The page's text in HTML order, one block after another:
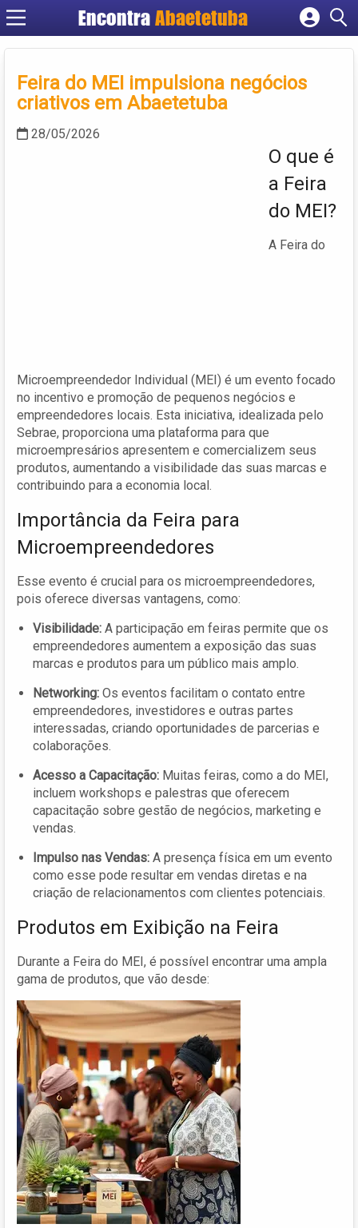
Encontra Abaetetuba
Cadastrar empresa
Criar conta
Feira do MEI impulsiona negócios
criativos em Abaetetuba
28/05/2026
O que é
a Feira
do MEI?
A Feira do
Microempreendedor Individual (MEI) é um evento focado
no incentivo e promoção de pequenos negócios e
empreendedores locais. Esta iniciativa, idealizada pelo
Sebrae, proporciona uma plataforma para que
microempresários apresentem e comercializem seus
produtos, aumentando a visibilidade das suas marcas e
contribuindo para a economia local.
Importância da Feira para
Microempreendedores
Esse evento é crucial para os microempreendedores,
pois oferece diversas vantagens, como:
Visibilidade: A participação em feiras permite que os
empreendedores aumentem a exposição das suas
marcas e produtos para um público mais amplo.
Networking: Os eventos facilitam o contato entre
empreendedores, investidores e outras partes
interessadas, criando oportunidades de parcerias e
colaborações.
Acesso a Capacitação: Muitas feiras, como a do MEI,
incluem workshops e palestras que oferecem
capacitação sobre gestão de negócios, marketing e
vendas.
Impulso nas Vendas: A presença física em um evento
como esse pode resultar em vendas diretas e na
criação de relacionamentos com clientes potenciais.
Produtos em Exibição na Feira
Durante a Feira do MEI, é possível encontrar uma ampla
gama de produtos, que vão desde: